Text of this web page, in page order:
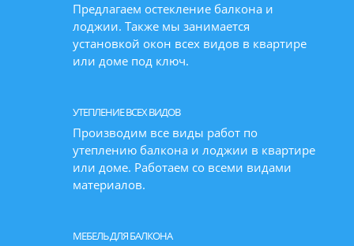
Предлагаем остекление балкона и
лоджии. Также мы занимается
установкой окон всех видов в квартире
или доме под ключ.
УТЕПЛЕНИЕ ВСЕХ ВИДОВ
Производим все виды работ по
утеплению балкона и лоджии в квартире
или доме. Работаем со всеми видами
материалов.
МЕБЕЛЬ ДЛЯ БАЛКОНА